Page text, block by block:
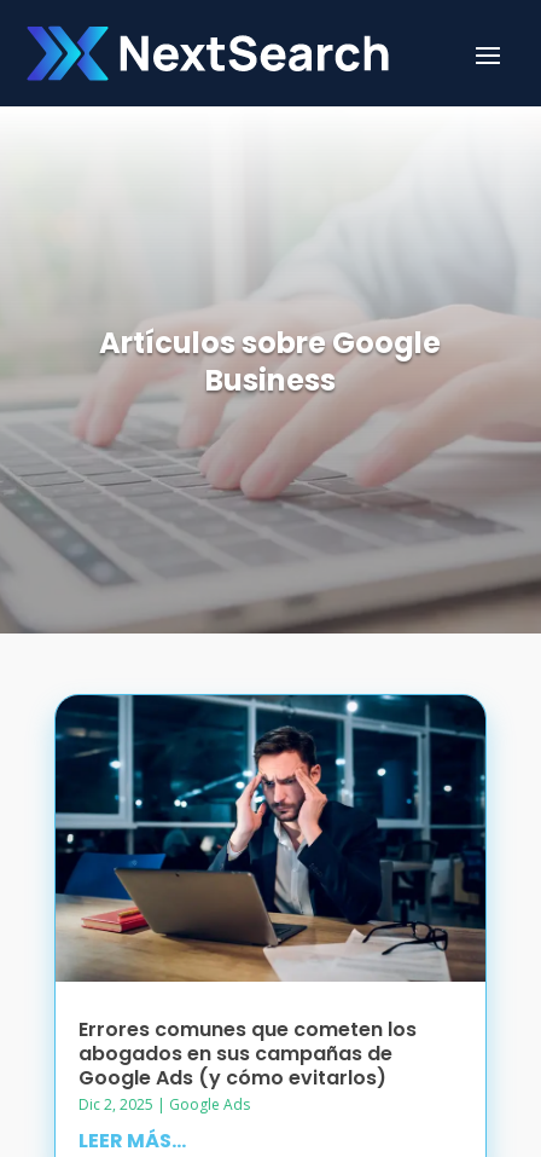
Artículos sobre Google
Business
Errores comunes que cometen los
abogados en sus campañas de
Google Ads (y cómo evitarlos)
Dic 2, 2025 Google Ads
LEER MÁS...